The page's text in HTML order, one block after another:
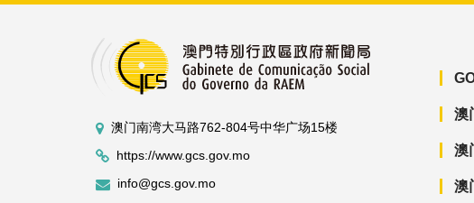
澳门南湾大马路762-804号中华广场15楼
https://www.gcs.gov.mo
info@gcs.gov.mo
澳
澳
澳